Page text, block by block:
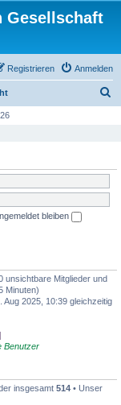
Gesellschaft
Anmelden
Registrieren
e
bleiben
unsichtbare Mitglieder und
Minuten)
Aug 2025, 10:39 gleichzeitig
Benutzer
insgesamt 514 • Unser